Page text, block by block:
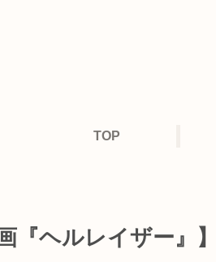
TOP
『ヘルレイザー』